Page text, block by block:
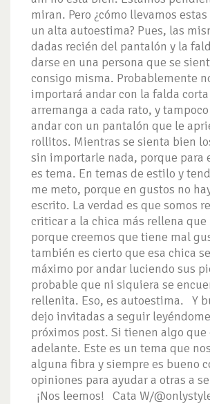
miran. Pero ¿cómo llevamos
un alta autoestima? Pues, las
dadas recién del pantalón y la
darse en una persona que se
consigo misma. Probablemente
importará andar con la falda
arremanga a cada rato, y
andar con un pantalón que le
rollitos. Mientras se sienta bien
sin importarle nada, porque para
es tema. En temas de estilo y
me meto, porque en gustos no
escrito. La verdad es que somos
criticar a la chica más rellena
porque creemos que tiene mal
también es cierto que esa chica
máximo por andar luciendo sus
probable que ni siquiera se
rellenita. Eso, es autoestima. Y
dejo invitadas a seguir
próximos post. Si tienen algo
adelante. Este es un tema que
alguna fibra y siempre es bueno
opiniones para ayudar a otras a
¡Nos leemos! Cata W/